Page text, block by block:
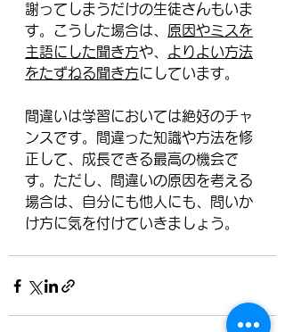
謝ってしまうだけの生徒さんもいま
す。こうした場合は、 原因やミスを
主語にした聞き方や、 よりよい方法
をたずねる聞き方にしています。
間違いは学習においては絶好のチャ
ンスです。間違った知識や方法を修
正して、成長できる最高の機会で
す。ただし、間違いの原因を考える
場合は、自分にも他人にも、問いか
け方に気を付けていきましょう。